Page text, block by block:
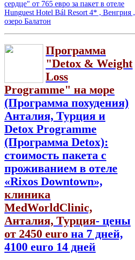
сердце" от 765 евро за пакет в отеле
Hunguest Hotel Bál Resort 4* , Венгрия ,
озеро Балатон
Программа
"Detox & Weight
Loss
Programme" на море
(Программа похудения)
Анталия, Турция и
Detox Programme
(Программа Detox):
стоимость пакета с
проживанием в отеле
«Rixos Downtown»,
клиника
MedWorldClinic,
Анталия, Турция- цены
от 2450 euro на 7 дней,
4100 euro 14 дней